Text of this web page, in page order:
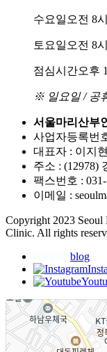
수요일 오전 8
토요일 오전 8
점심시간오후
※ 일요일 / 공
서울마리산부
사업자등록번
대표자 : 이지현
주소 : (12978)
팩스번호 :
이메일 :
Copyright 2023
Clinic. All rights
blog